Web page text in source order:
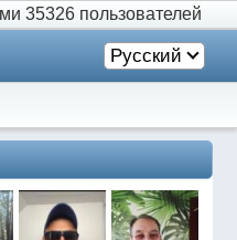
35326 пользователей
Русский